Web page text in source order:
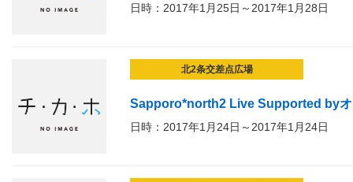
日時：2017年1月25日～2017年1月28日
北2条交差点広場
Sapporo*north2 Live Supported byオ
日時：2017年1月24日～2017年1月24日